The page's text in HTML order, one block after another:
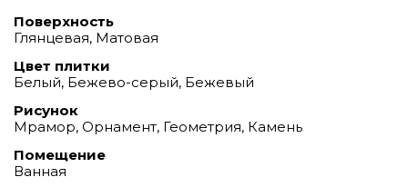
Поверхность
Глянцевая, Матовая
Цвет плитки
Белый, Бежево-серый, Бежевый
Рисунок
Мрамор, Орнамент, Геометрия, Камень
Помещение
Ванная